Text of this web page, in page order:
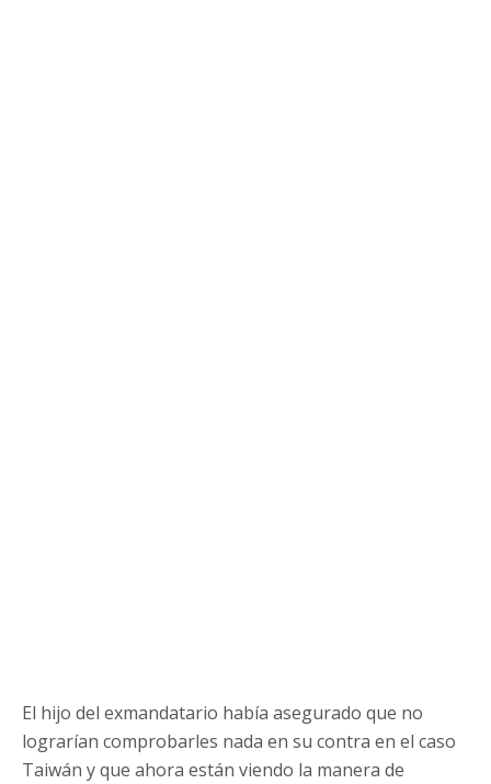
El hijo del exmandatario había asegurado que no
lograrían comprobarles nada en su contra en el caso
Taiwán y que ahora están viendo la manera de